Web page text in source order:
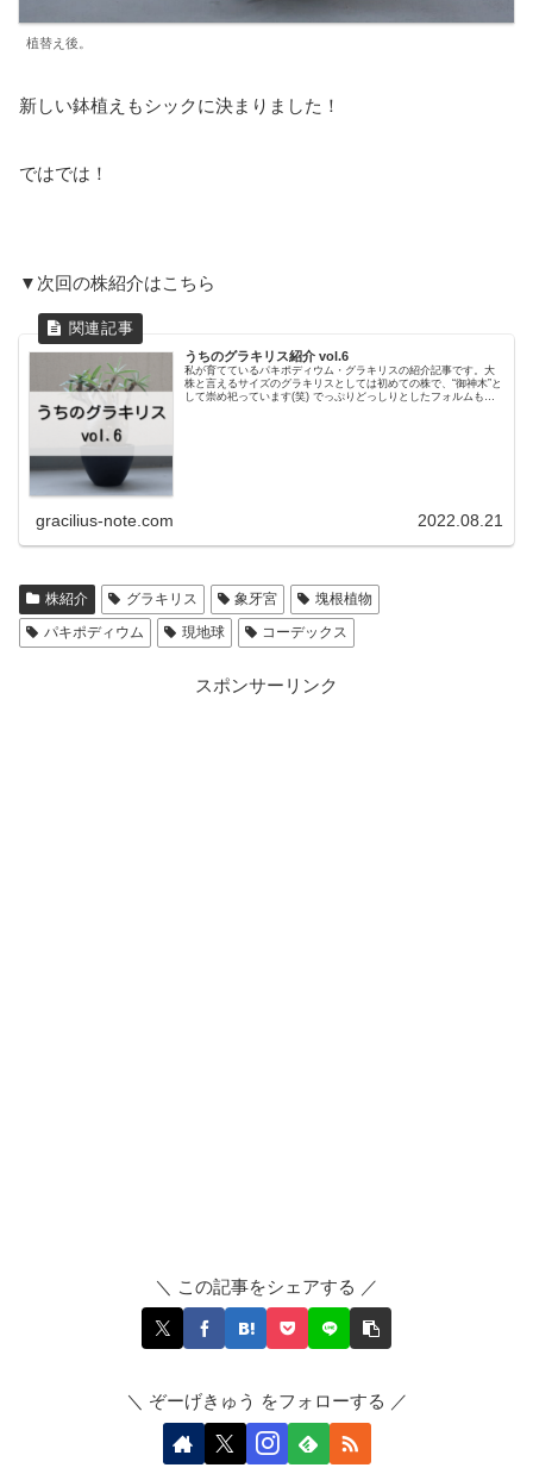
植替え後。
新しい鉢植えもシックに決まりました！
ではでは！
▼次回の株紹介はこちら
うちのグラキリス紹介 vol.6
私が育てているパキポディウム・グラキリスの紹介記事です。大
株と言えるサイズのグラキリスとしては初めての株で、“御神木”と
して崇め祀っています(笑) でっぷりどっしりとしたフォルムも、
gracilius-note.com 2022.08.21
株紹介 グラキリス 象牙宮
塊根植物
パキポディウム
現地球 コーデックス
スポンサーリンク
＼ この記事をシェアする ／
＼ ぞーげきゅう をフォローする ／